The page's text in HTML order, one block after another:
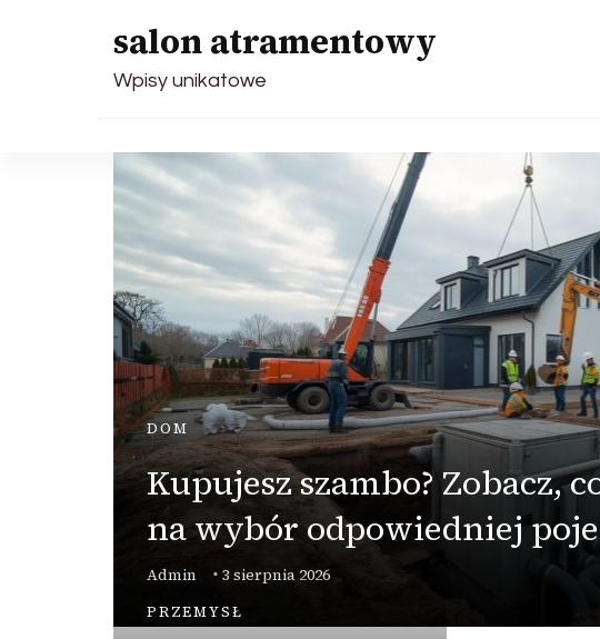
salon atramentowy
Wpisy unikatowe
DOM
Kupujesz szambo? Zobacz,
na wybór odpowiedniej
Admin 3 sierpnia 2026
PRZEMYSŁ